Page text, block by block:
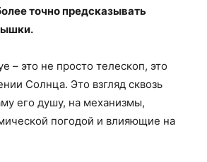
точно предсказывать
– это не просто телескоп, это
Солнца. Это взгляд сквозь
его душу, на механизмы,
погодой и влияющие на